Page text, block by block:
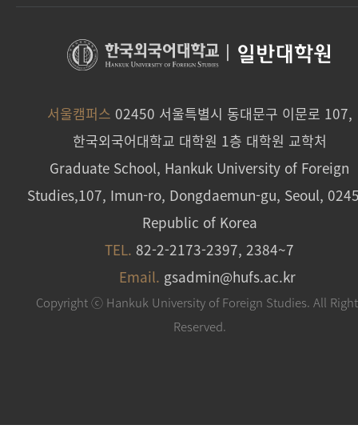
일반대학원
서울캠퍼스 02450 서울특별시 동대문구 이문로 107,
한국외국어대학교 대학원 1층 대학원 교학처
Graduate School, Hankuk University of Foreign
Studies,107, Imun-ro, Dongdaemun-gu, Seoul,
Republic of Korea
TEL. 82-2-2173-2397, 2384~7
Email. gsadmin@hufs.ac.kr
Copyright ⓒ Hankuk University of Foreign Studies. All
Reserved.